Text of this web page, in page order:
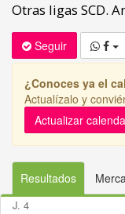
Otras ligas SCD.
Seguir
¿Conoces ya el
Actualízalo y
Actualizar
Resultados
J. 4